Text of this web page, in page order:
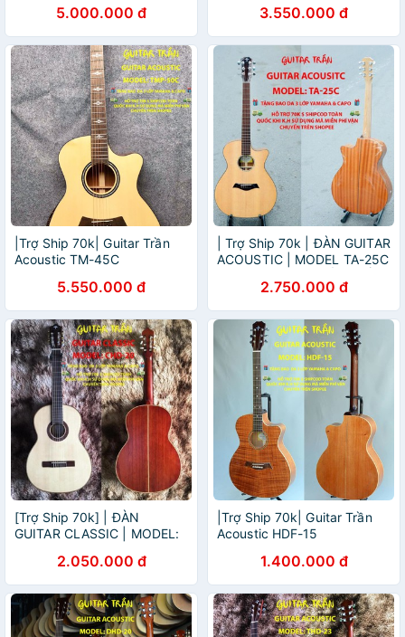
5.000.000 đ 3.550.000 đ
|Trợ Ship 70k| Guitar Trần
Acoustic TM-45C
5.550.000 đ
| Trợ Ship 70k | ĐÀN GUITAR
ACOUSTIC | MODEL TA-25C
2.750.000 đ
[Trợ Ship 70k] | ĐÀN
GUITAR CLASSIC | MODEL:
TRẦN NỔI TIẾNG
2.050.000 đ
|Trợ Ship 70k| Guitar Trần
Acoustic HDF-15
1.400.000 đ